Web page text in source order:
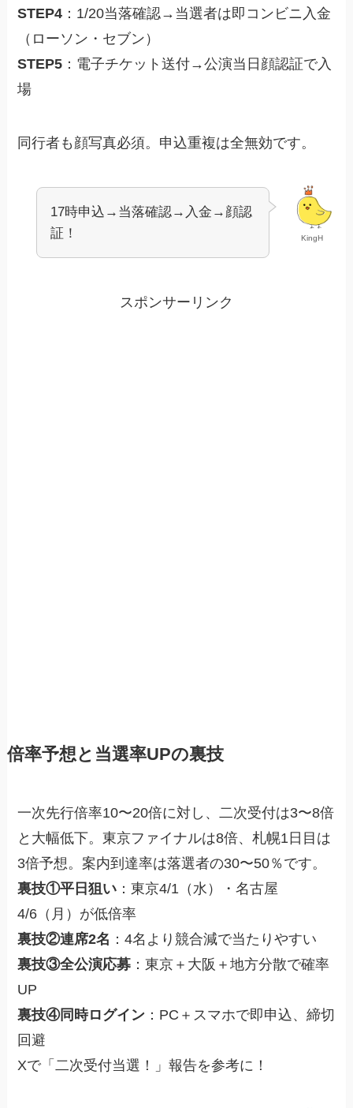
STEP4 ：1/20当落確認→当選者は即コンビニ入金
（ローソン・セブン）
STEP5 ：電子チケット送付→公演当日顔認証で入
場
同行者も顔写真必須。申込重複は全無効です。
KingH
17時申込→当落確認→入金→顔認
証！
スポンサーリンク
倍率予想と当選率UPの裏技
一次先行倍率10〜20倍に対し、二次受付は3〜8倍
と大幅低下。東京ファイナルは8倍、札幌1日目は
3倍予想。案内到達率は落選者の30〜50％です。
裏技①平日狙い ：東京4/1（水）・名古屋
4/6（月）が低倍率
裏技②連席2名 ：4名より競合減で当たりやすい
裏技③全公演応募 ：東京＋大阪＋地方分散で確率
UP
裏技④同時ログイン ：PC＋スマホで即申込、締切
回避
Xで「二次受付当選！」報告を参考に！